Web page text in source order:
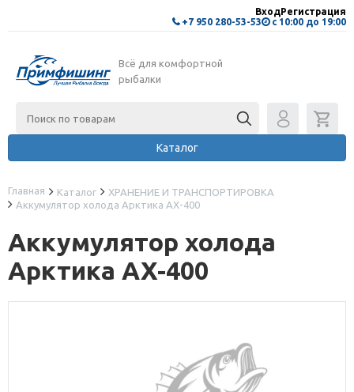
+7 950 280-53-53 с 10:00 до 19:00
ВходРегистрация
Всё для комфортной
рыбалки
Каталог
Главная Каталог
ХРАНЕНИЕ И ТРАНСПОРТИРОВКА
Аккумулятор холода Арктика AX-400
Аккумулятор холода
Арктика AX-400